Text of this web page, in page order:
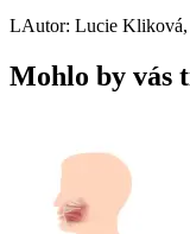
LAutor: Lucie
Mohlo by vás